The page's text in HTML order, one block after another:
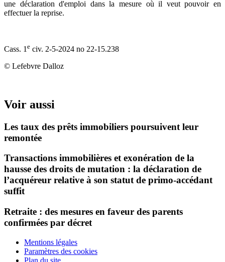
une déclaration d'emploi dans la mesure où il veut pouvoir en
effectuer la reprise.
Cass. 1 e civ. 2-5-2024 no 22-15.238
© Lefebvre Dalloz
Voir aussi
Les taux des prêts immobiliers poursuivent leur
remontée
Transactions immobilières et exonération de la
hausse des droits de mutation : la déclaration de
l’acquéreur relative à son statut de primo-accédant
suffit
Retraite : des mesures en faveur des parents
confirmées par décret
Mentions légales
Paramètres des cookies
Plan du site